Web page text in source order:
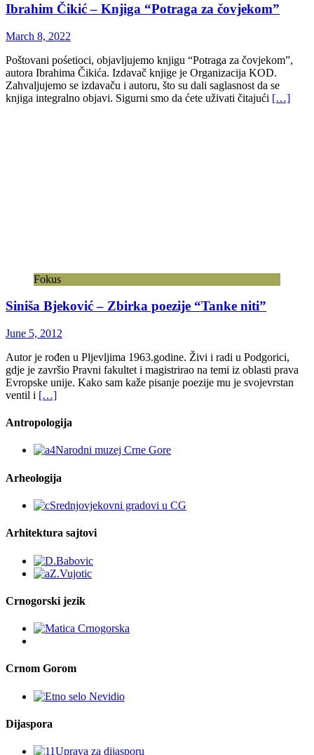
Ibrahim Čikić – Knjiga “Potraga za čovjekom”
March 8, 2022
Poštovani pośetioci, objavljujemo knjigu “Potraga za čovjekom”,
autora Ibrahima Čikića. Izdavač knjige je Organizacija KOD.
Zahvaljujemo se izdavaču i autoru, što su dali saglasnost da se
knjiga integralno objavi. Sigurni smo da ćete uživati čitajući […]
Fokus
Siniša Bjeković – Zbirka poezije “Tanke niti”
June 5, 2012
Autor je rođen u Pljevljima 1963.godine. Živi i radi u Podgorici,
gdje je završio Pravni fakultet i magistrirao na temi iz oblasti prava
Evropske unije. Kako sam kaže pisanje poezije mu je svojevrstan
ventil i […]
Antropologija
Arheologija
Arhitektura sajtovi
Crnogorski jezik
Crnom Gorom
Dijaspora